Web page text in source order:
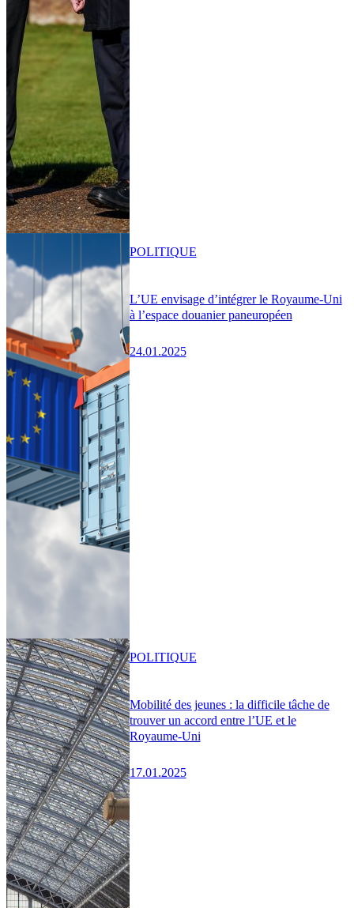
L’UE envisage d’intégrer le Royaume-Uni
à l’espace douanier paneuropéen
24.01.2025
POLITIQUE
Mobilité des jeunes : la difficile tâche de
trouver un accord entre l’UE et le
Royaume-Uni
17.01.2025
POLITIQUE